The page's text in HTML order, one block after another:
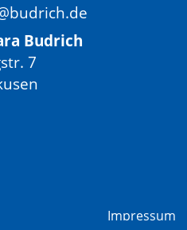
Budrich
7
Impressum